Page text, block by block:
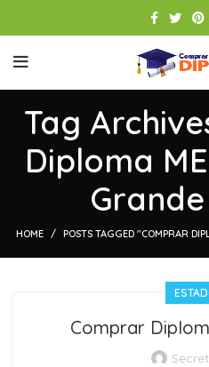
Tag
Diploma
HOME POSTS TAGGED "COMPRAR
Comprar